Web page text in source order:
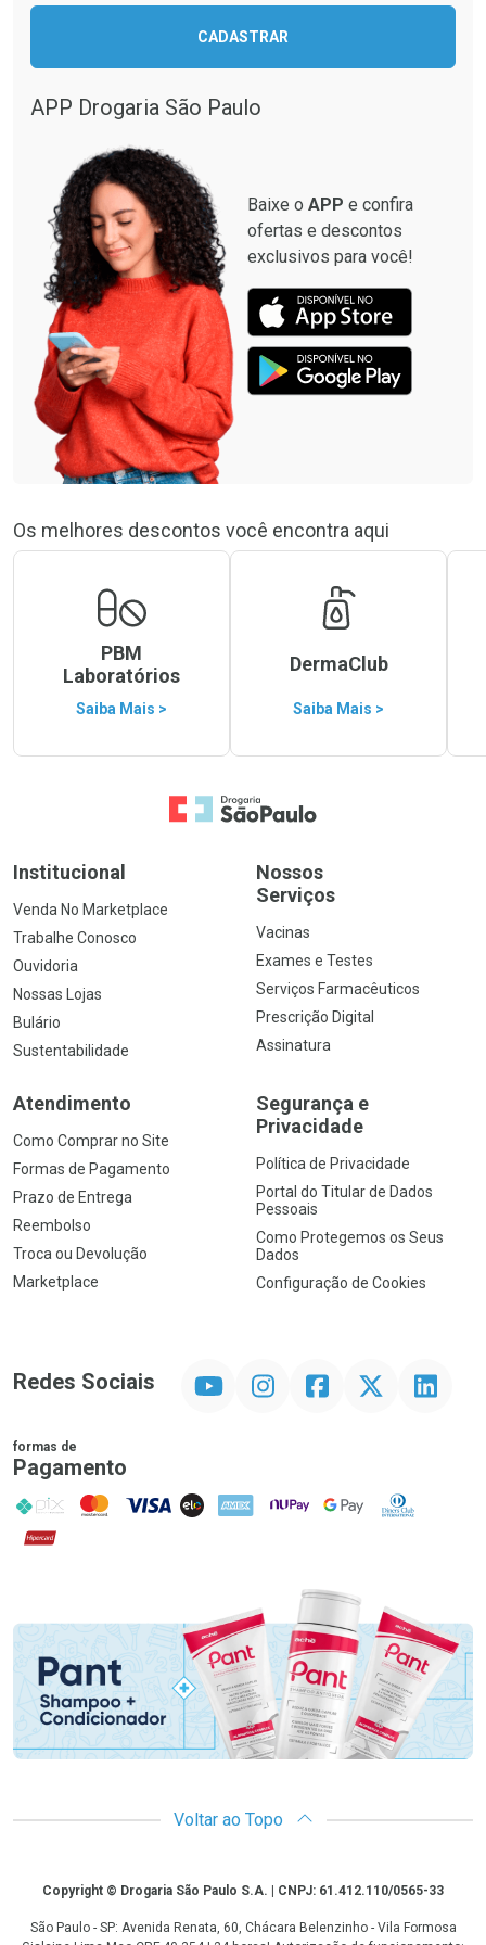
Comprar sem Desconto
Por R$ 664,02/cada
Comprar sem Desconto
Ativar Desconto
Comprar sem Desconto
CADASTRAR
APP Drogaria São Paulo
Baixe o APP e confira
ofertas e descontos
exclusivos para você!
Os melhores descontos você encontra aqui
PBM
Laboratórios
Saiba Mais >
DermaClub
Saiba Mais >
Ir para a Home
Institucional
Venda No Marketplace
Trabalhe Conosco
Ouvidoria
Nossas Lojas
Bulário
Sustentabilidade
Nossos
Serviços
Vacinas
Exames e Testes
Serviços Farmacêuticos
Prescrição Digital
Assinatura
Atendimento
Como Comprar no Site
Formas de Pagamento
Prazo de Entrega
Reembolso
Troca ou Devolução
Marketplace
Segurança e
Privacidade
Política de Privacidade
Portal do Titular de Dados
Pessoais
Como Protegemos os Seus
Dados
Configuração de Cookies
Redes Sociais InstagramFacebookTwitter Linkedin
formas de
Pagamento
PIX MasterCard
VISA ELO AMEX NuPay Google PayDiners Club
Hipercard
Promoção em Destaque
Voltar ao Topo
CopyrightCopyright © Drogaria São Paulo S.A. | CNPJ: 61.412.110/0565-33
São Paulo - SP: Avenida Renata, 60, Chácara Belenzinho - Vila Formosa